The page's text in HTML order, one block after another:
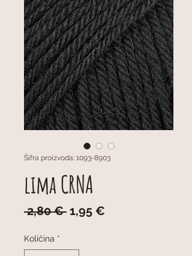
Šifra proizvoda: 1093-8903
lima CRNA
2,80 € Redovna
1,95 €
Količina *